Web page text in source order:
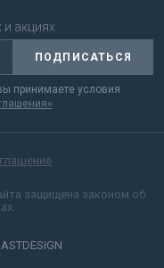
акциях
ПОДПИСАТЬСЯ
принимаете условия
защищена законом об
ASTDESIGN